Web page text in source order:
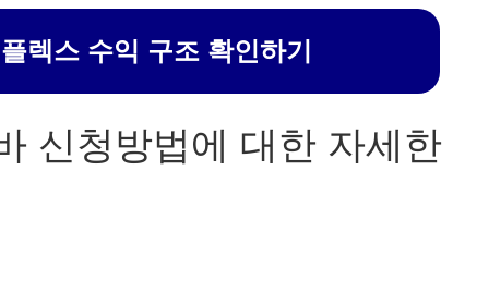
렉스 수익 구조 확인하기
신청방법에 대한 자세한